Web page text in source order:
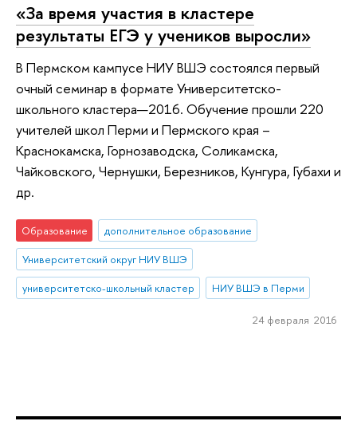
«За время участия в кластере
результаты ЕГЭ у учеников выросли»
В Пермском кампусе НИУ ВШЭ состоялся первый
очный семинар в формате Университетско-
школьного кластера—2016. Обучение прошли 220
учителей школ Перми и Пермского края –
Краснокамска, Горнозаводска, Соликамска,
Чайковского, Чернушки, Березников, Кунгура, Губахи и
др.
Образование
дополнительное образование
Университетский округ НИУ ВШЭ
университетско-школьный кластер
НИУ ВШЭ в Перми
24 февраля 2016